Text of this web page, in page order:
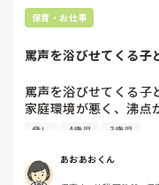
いるのに、私には投げ
想を振りまきつつ、小
・	入社前オリエンテ
せるためにお腹にサラ
言）
・子どもに対して「恥
の？」と否定的・威圧
まずは辞められて良
すが、またスタートで
その方の特徴は誰も知
もし、誰もその状況
ら毎日メモして書き
てメモして(時間まで
この人は毎回メモす
かね…
保育・お仕事
罵声を浴びせてくる子
罵声を浴びせてくる子
家庭環境が悪く、沸点
に罵声を浴びせる子ど
罵声、暴言ほんとに酷
「しね」「くず」「お
脅し 4歳児 3歳児
あおあおくん